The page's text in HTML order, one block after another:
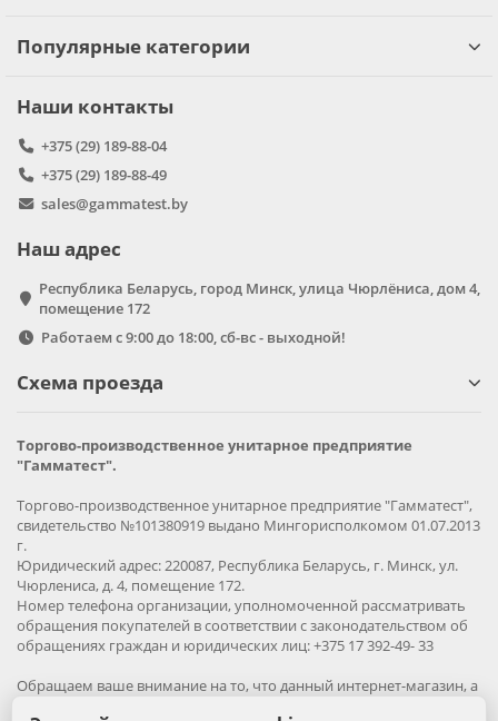
Популярные категории
Наши контакты
+375 (29) 189-88-04
+375 (29) 189-88-49
sales@gammatest.by
Наш адрес
Республика Беларусь, город Минск, улица Чюрлёниса, дом 4,
помещение 172
Работаем с 9:00 до 18:00, сб-вс - выходной!
Схема проезда
Торгово-производственное унитарное предприятие
"Гамматест".
Торгово-производственное унитарное предприятие "Гамматест",
свидетельство №101380919 выдано Мингорисполкомом 01.07.2013
г.
Юридический адрес: 220087, Республика Беларусь, г. Минск, ул.
Чюрлениса, д. 4, помещение 172.
Номер телефона организации, уполномоченной рассматривать
обращения покупателей в соответствии с законодательством об
обращениях граждан и юридических лиц: +375 17 392-49- 33
Обращаем ваше внимание на то, что данный интернет-магазин, а